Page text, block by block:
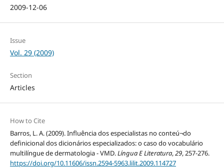
2009-12-06
Issue
Vol. 29 (2009)
Section
Articles
How to Cite
Barros, L. A. (2009). Influência dos especialistas no conteú¬do
definicional dos dicionários especializados: o caso do vocabulário
multilíngue de dermatologia - VMD.Língua E Literatura,29, 257-276.
https://doi.org/10.11606/issn.2594-5963.lilit.2009.114727